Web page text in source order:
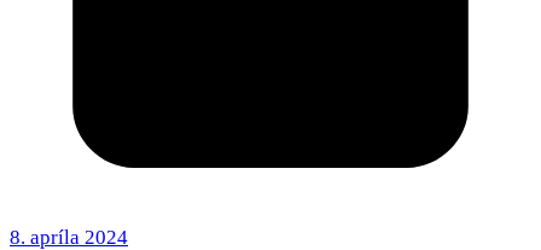
8. apríla 2024